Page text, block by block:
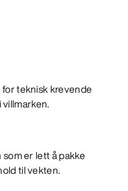
teknisk krevende
er lett å pakke
til vekten.